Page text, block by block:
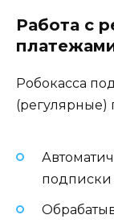
Работа с
Робокасса
(регулярные)
подписки